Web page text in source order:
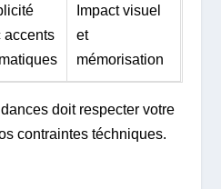
accents
Impact visuel
et
mémorisation
doit respecter votre
contraintes téchniques.